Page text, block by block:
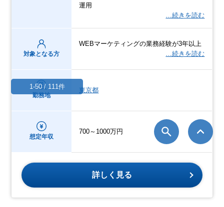
運用
…続きを読む
対象となる方
WEBマーケティングの業務経験が3年以上
…続きを読む
勤務地
東京都
想定年収
700～1000万円
詳しく見る
1-50 / 111件